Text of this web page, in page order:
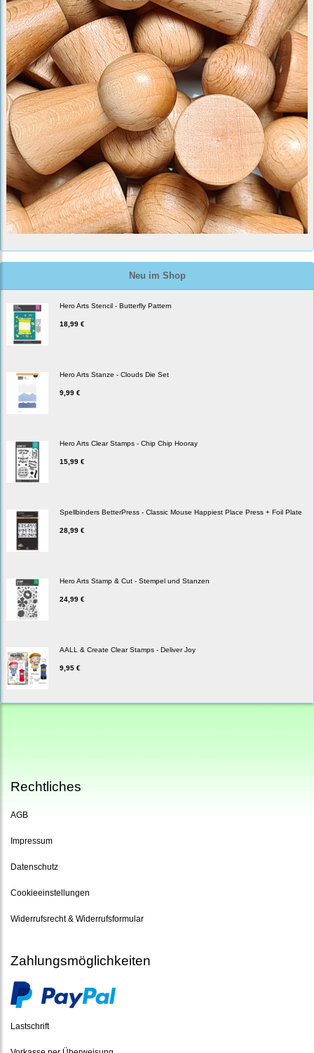
Neu im Shop
Hero Arts Stencil - Butterfly Pattern
18,99 €
Hero Arts Stanze - Clouds Die Set
9,99 €
Hero Arts Clear Stamps - Chip Chip Hooray
15,99 €
Spellbinders BetterPress - Classic Mouse Happiest Place Press + Foil Plate
28,99 €
Hero Arts Stamp & Cut - Stempel und Stanzen
24,99 €
AALL & Create Clear Stamps - Deliver Joy
9,95 €
Rechtliches
AGB
Impressum
Datenschutz
Cookieeinstellungen
Widerrufsrecht & Widerrufsformular
Zahlungsmöglichkeiten
Lastschrift